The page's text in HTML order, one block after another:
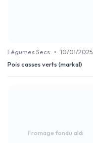
Légumes Secs • 10/01/2025
Pois casses verts (markal)
Fromage fondu aldi